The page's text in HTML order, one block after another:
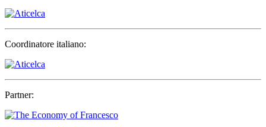
Coordinatore italiano:
Partner: